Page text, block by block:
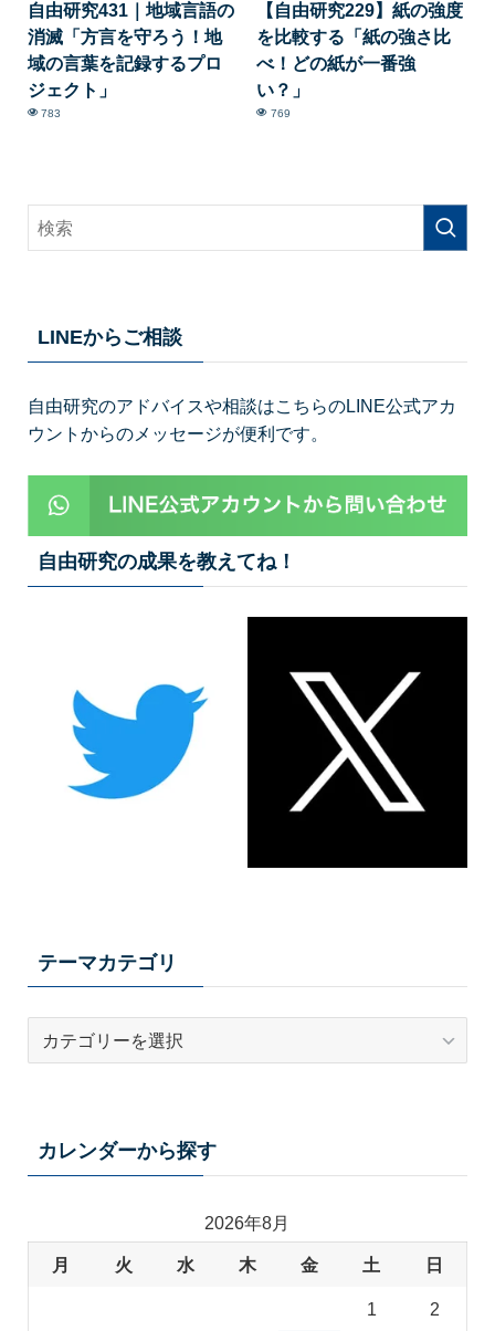
自由研究431｜地域言語の
消滅「方言を守ろう！地
域の言葉を記録するプロ
ジェクト」
783
【自由研究229】紙の強度
を比較する「紙の強さ比
べ！どの紙が一番強
い？」
769
LINEからご相談
自由研究のアドバイスや相談はこちらのLINE公式アカ
ウントからのメッセージが便利です。
自由研究の成果を教えてね！
テーマカテゴリ
カレンダーから探す
2026年8月
月 火 水 木 金 土 日
1 2